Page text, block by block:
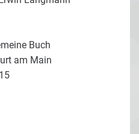
Buch
am Main